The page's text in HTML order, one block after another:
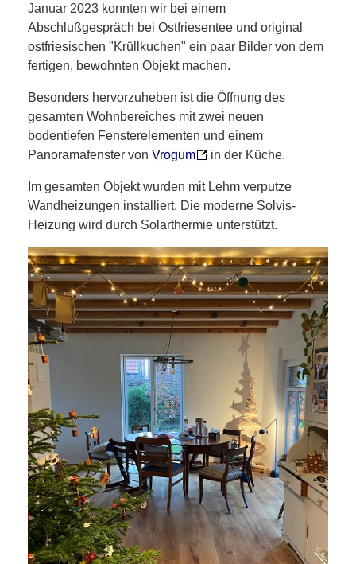
Januar 2023 konnten wir bei einem
Abschlußgespräch bei Ostfriesentee und original
ostfriesischen "Krüllkuchen" ein paar Bilder von dem
fertigen, bewohnten Objekt machen.
Besonders hervorzuheben ist die Öffnung des
gesamten Wohnbereiches mit zwei neuen
bodentiefen Fensterelementen und einem
Panoramafenster von Vrogum in der Küche.
Im gesamten Objekt wurden mit Lehm verputze
Wandheizungen installiert. Die moderne Solvis-
Heizung wird durch Solarthermie unterstützt.